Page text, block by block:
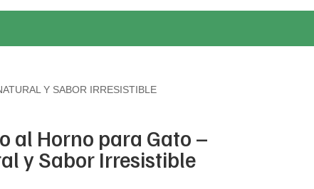
Y SABOR IRRESISTIBLE
al Horno para Gato –
y Sabor Irresistible